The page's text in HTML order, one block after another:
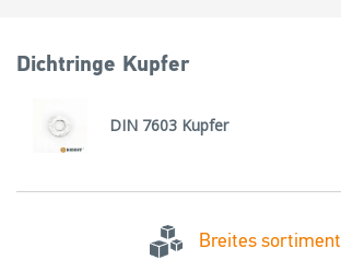
Dichtringe Kupfer
DIN 7603 Kupfer
Breites sortiment